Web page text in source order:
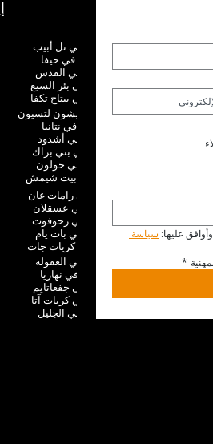
البعثة في تل أبيب
مهمة في حيفا
مهمة في القدس
البعثة في بئر السبع
مهمة في بيتاح تكفا
البعثة في ريشون لتسيون
مهمة في نتانيا
مهمة في أشدود
مهمة في بني براك
البعثة في حولون
مهمة في بيت شيمش
مهمة في رامات غان
البعثة في عسقلان
البعثة في رحوفوت
مهمة في بات يام
مهمة في كريات جات
مهمة في العفولة
مهمة في نهاريا
مهمة في جفعاتايم
البعثة في كريات آتا
مهمة في الجليل
عليها:
*